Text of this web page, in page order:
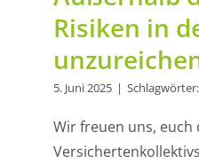
Risiken in
5. Juni 2025 | Schlagwörter:
Wir freuen uns, euch